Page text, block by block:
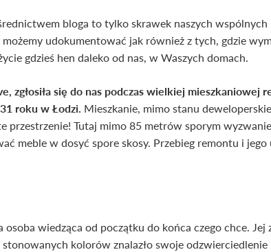
bloga to tylko skrawek naszych wspólnych
udokumentować jak również z tych, gdzie
gdzieś hen daleko od nas, w Waszych domach.
zgłosiła się do nas podczas wielkiej mieszkaniowej
roku w Łodzi. Mieszkanie, mimo stanu
przestrzenie! Tutaj mimo 85 metrów sporym
meble w dosyć spore skosy. Przebieg remontu i jego
wiedząca od początku do końca czego chce. Jej
kolorów znalazło swoje